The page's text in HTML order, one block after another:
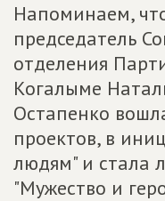
Напоминаем,
председатель
отделения
Когалыме
Остапенко
проектов, в
людям" и стала
"Мужество и